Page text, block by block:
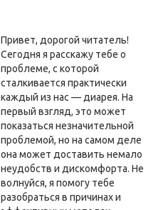
Привет, дорогой читатель!
Сегодня я расскажу тебе о
проблеме, с которой
сталкивается практически
каждый из нас — диарея. На
первый взгляд, это может
показаться незначительной
проблемой, но на самом деле
она может доставить немало
неудобств и дискомфорта. Не
волнуйся, я помогу тебе
разобраться в причинах и